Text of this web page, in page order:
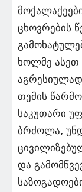
ცხოვრების
ხოლმე ასეთ
თემის
საკუთარი
ბრძოლა,
და